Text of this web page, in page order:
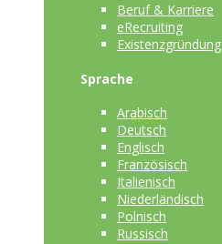
Beruf & Karriere
eRecruiting
Existenzgründung
Sprache
Arabisch
Deutsch
Englisch
Französisch
Italienisch
Niederländisch
Polnisch
Russisch